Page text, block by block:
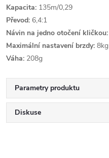
Kapacita: 135m/0,29
Převod: 6,4:1
Návin na jedno otočení kličkou:
Maximální nastavení brzdy: 8kg
Váha: 208g
Parametry produktu
Diskuse